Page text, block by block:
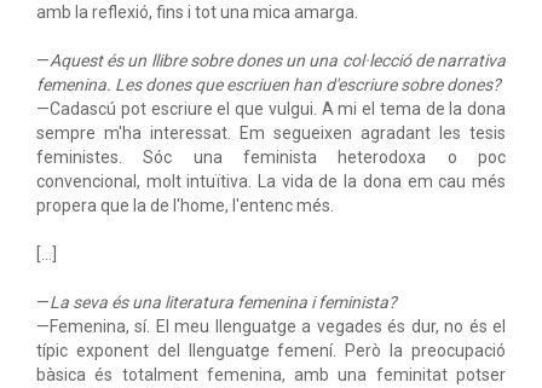
amb la reflexió, fins i tot una mica amarga.
—Aquest és un llibre sobre dones un una col·lecció de narrativa
femenina. Les dones que escriuen han d'escriure sobre dones?
—Cadascú pot escriure el que vulgui. A mi el tema de la dona
sempre m'ha interessat. Em segueixen agradant les tesis
feministes. Sóc una feminista heterodoxa o poc
convencional, molt intuïtiva. La vida de la dona em cau més
propera que la de l'home, l'entenc més.
—La seva és una literatura femenina i feminista?
—Femenina, sí. El meu llenguatge a vegades és dur, no és el
típic exponent del llenguatge femení. Però la preocupació
bàsica és totalment femenina, amb una feminitat potser